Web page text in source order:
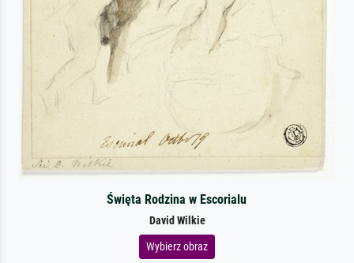
Święta Rodzina w Escorialu
David Wilkie
Wybierz obraz